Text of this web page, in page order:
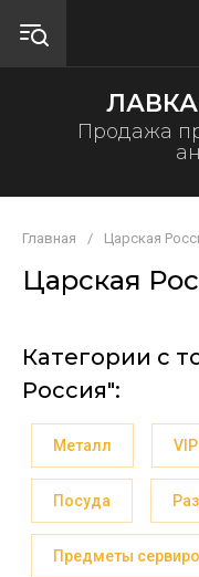
Продажа
Главная / Царская
Царская
Категории с
Россия":
Металл
Посуда
Предметы